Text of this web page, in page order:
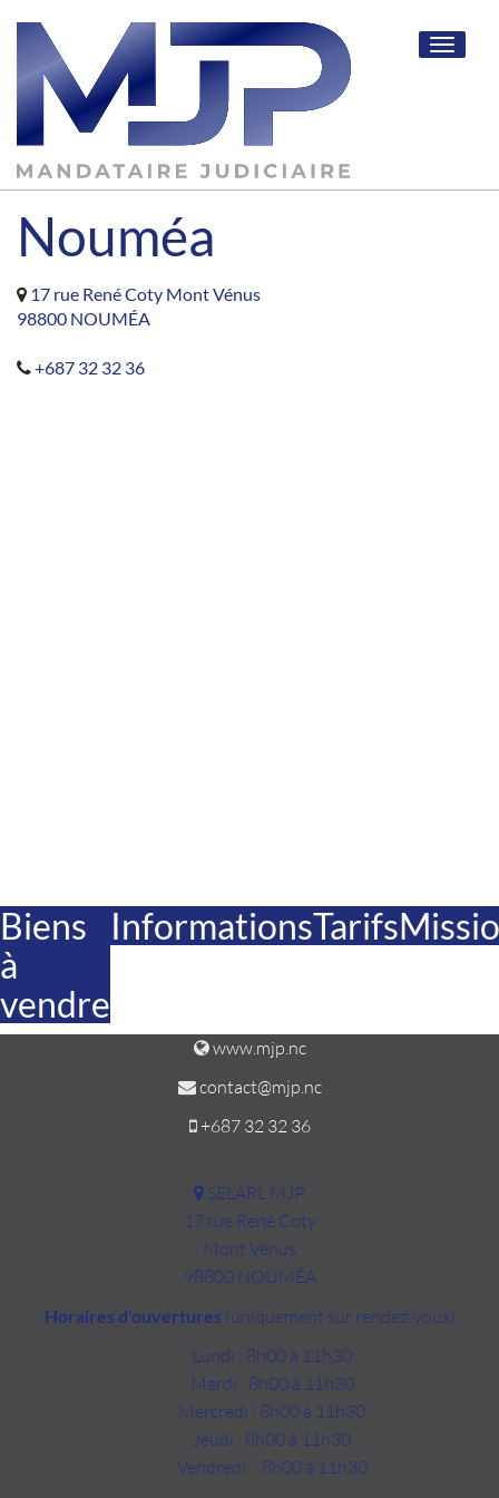
Toggle
Nouméa
17 rue René Coty Mont Vénus
98800 NOUMÉA
+687 32 32 36
Biens
à
vendre
InformationsTarifs
www.mjp.nc
contact@mjp.nc
+687 32 32 36
SELARL MJP
17 rue René Coty
Mont Vénus
98800 NOUMÉA
Horaires d’ouvertures (uniquement sur rendez-vous)
Lundi : 8h00 à 11h30
Mardi : 8h00 à 11h30
Mercredi : 8h00 à 11h30
Jeudi : 8h00 à 11h30
Vendredi: : 8h00 à 11h30